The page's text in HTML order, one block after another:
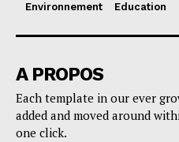
Environnement
Education
A PROPOS
Each template in our ever
added and moved around
one click.